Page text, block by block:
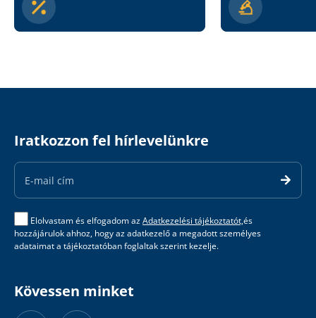
Iratkozzon fel hírlevelünkre
Email
Address
Elolvastam és elfogadom azAdatkezelési tájékoztatót,és
hozzájárulok ahhoz, hogy az adatkezelő a megadott személyes
adataimat a tájékoztatóban foglaltak szerint kezelje.
Kövessen minket